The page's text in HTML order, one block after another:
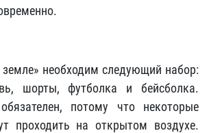
необходим следующий набор:
шорты, футболка и бейсболка.
потому что некоторые
проходить на открытом воздухе.